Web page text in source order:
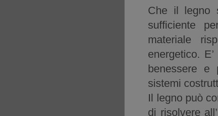
Che il legno
sufficiente
materiale
energetico.
benessere e
sistemi
Il legno può
di risolvere